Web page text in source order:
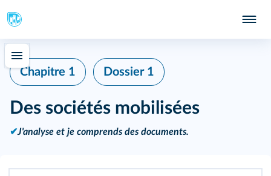
Chapitre 1 Dossier 1
Des sociétés mobilisées
✔J'analyse et je comprends des documents.